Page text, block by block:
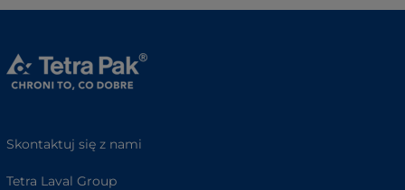
Skontaktuj się z nami
Tetra Laval Group